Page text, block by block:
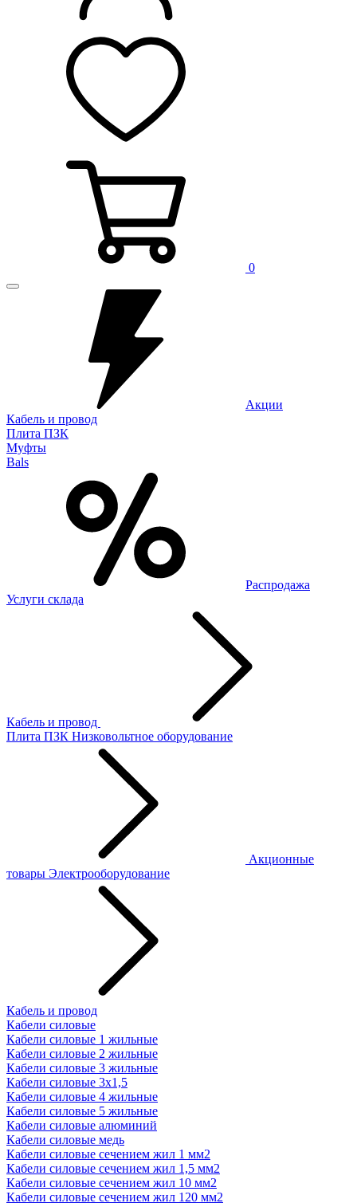
0
Акции
Кабель и провод
Плита ПЗК
Муфты
Bals
Распродажа
Услуги склада
Кабель и провод
Плита ПЗК Низковольтное оборудование
Акционные
товары Электрооборудование
Кабель и провод
Кабели силовые
Кабели силовые 1 жильные
Кабели силовые 2 жильные
Кабели силовые 3 жильные
Кабели силовые 3х1,5
Кабели силовые 4 жильные
Кабели силовые 5 жильные
Кабели силовые алюминий
Кабели силовые медь
Кабели силовые сечением жил 1 мм2
Кабели силовые сечением жил 1,5 мм2
Кабели силовые сечением жил 10 мм2
Кабели силовые сечением жил 120 мм2